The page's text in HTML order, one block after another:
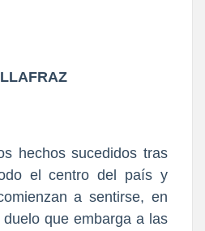
hechos sucedidos tras
el centro del país y
a sentirse, en
que embarga a las